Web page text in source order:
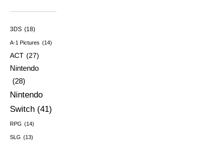
3DS (18)
A-1 Pictures (14)
ACT (27)
Nintendo
(28)
Nintendo
Switch (41)
RPG (14)
SLG (13)